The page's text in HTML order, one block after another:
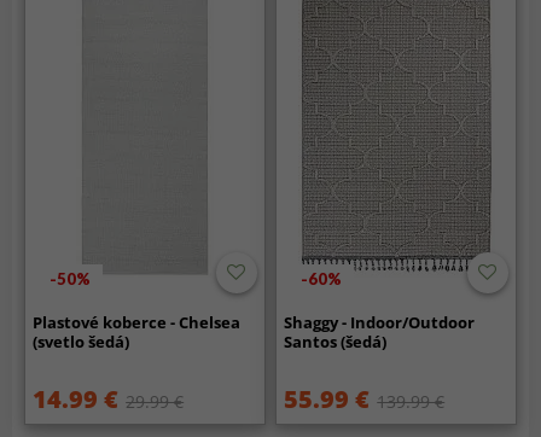
-50%
Plastové koberce - Chelsea
(svetlo šedá)
14.99 € 29.99 €
-60%
Shaggy - Indoor/Outdoor
Santos (šedá)
55.99 € 139.99 €